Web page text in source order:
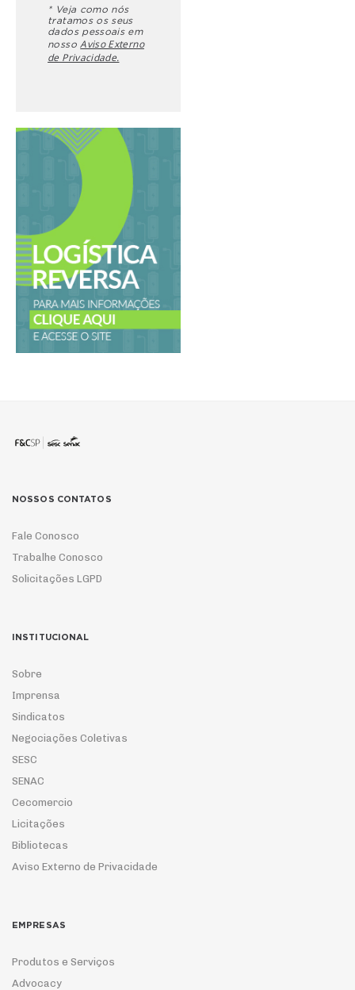
* Veja como nós
tratamos os seus
dados pessoais em
nosso Aviso Externo
de Privacidade.
NOSSOS CONTATOS
Fale Conosco
Trabalhe Conosco
Solicitações LGPD
INSTITUCIONAL
Sobre
Imprensa
Sindicatos
Negociações Coletivas
SESC
SENAC
Cecomercio
Licitações
Bibliotecas
Aviso Externo de Privacidade
EMPRESAS
Produtos e Serviços
Advocacy